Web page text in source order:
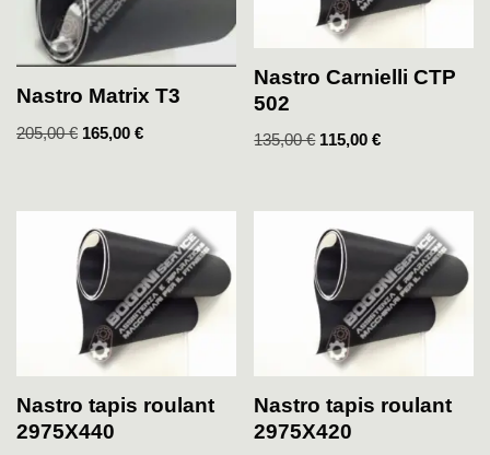
Nastro Matrix T3
205,00€ 165,00 €
Nastro Carnielli CTP
502
135,00€ 115,00€
Nastro tapis roulant
2975X440
Nastro tapis roulant
2975X420